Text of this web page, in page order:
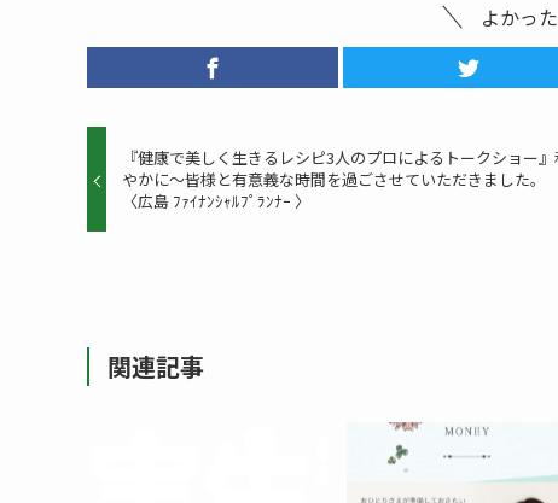
よかっ
『健康で美しく生きるレシピ3人のプロによるトークショー』
やかに～皆様と有意義な時間を過ごさせていただきました。
〈広島 ﾌｧｲﾅﾝｼｬﾙﾌﾟﾗﾝﾅｰ 〉
関連記事